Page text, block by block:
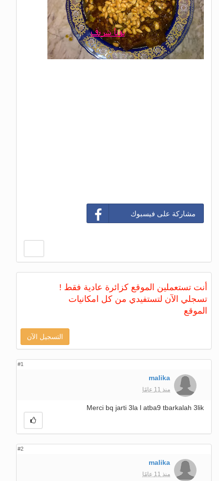
مشاركة على فيسبوك
أنت تستعملين الموقع كزائرة عادية فقط !
تسجلي الآن لتستفيدي من كل امكانيات
الموقع
التسجيل الآن
#1
malika
منذ 11 عامًا
Merci bq jarti 3la l atba9 tbarkalah 3lik
#2
malika
منذ 11 عامًا